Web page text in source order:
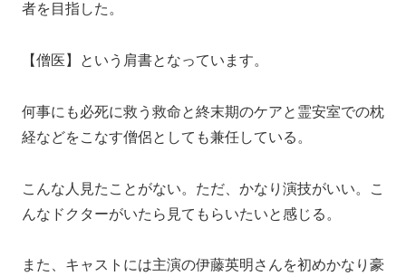
者を目指した。
【僧医】という肩書となっています。
何事にも必死に救う救命と終末期のケアと霊安室での枕
経などをこなす僧侶としても兼任している。
こんな人見たことがない。ただ、かなり演技がいい。こ
んなドクターがいたら見てもらいたいと感じる。
また、キャストには主演の伊藤英明さんを初めかなり豪